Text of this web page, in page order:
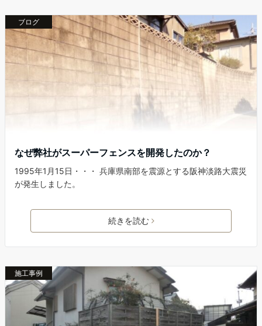
ブログ
なぜ弊社がスーパーフェンスを開発したのか？
1995年1月15日・・・ 兵庫県南部を震源とする阪神淡路大震災
が発生しました。
続きを読む
施工事例